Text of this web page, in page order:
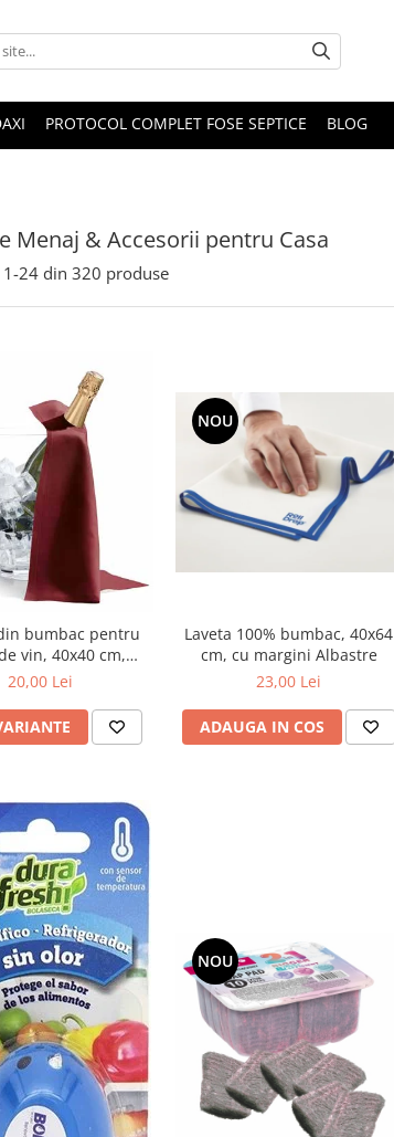
PROTOCOL COMPLET FOSE SEPTICE BLOG
Menaj & Accesorii pentru Casa
1-24 din 320 produse
bumbac pentru
vin, 40x40 cm,
diferite culori
20,00 Lei
NOU
Laveta 100% bumbac, 40x64
cm, cu margini Albastre
23,00 Lei
ADAUGA IN COS
NOU